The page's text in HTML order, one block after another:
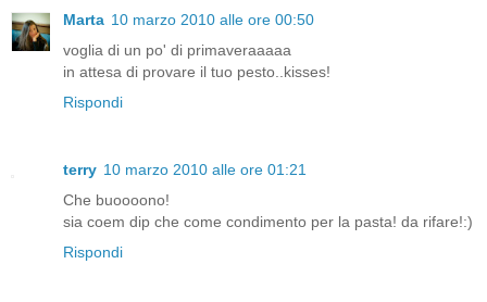
Marta 10 marzo 2010 alle ore 00:50
voglia di un po' di primaveraaaaa
in attesa di provare il tuo pesto..kisses!
Rispondi
terry 10 marzo 2010 alle ore 01:21
Che buoooono!
sia coem dip che come condimento per la pasta! da rifare!:)
Rispondi